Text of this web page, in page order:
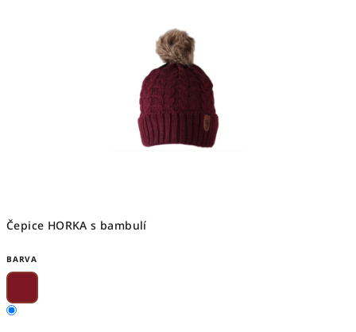
Čepice HORKA s bambulí
BARVA